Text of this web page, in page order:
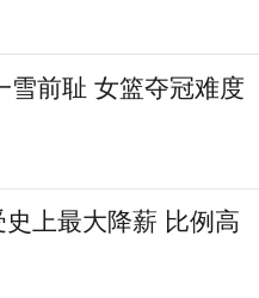
前耻 女篮夺冠难度
上最大降薪 比例高